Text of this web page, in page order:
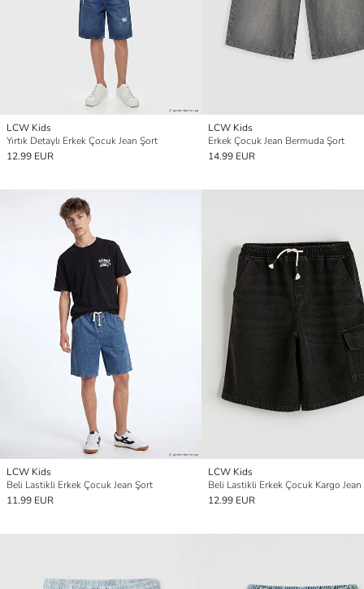
LCW Kids
Yırtık Detaylı Erkek Çocuk Jean Şort
12.99 EUR
LCW Kids
Erkek Çocuk Jean Bermuda Şort
14.99 EUR
LCW Kids
Beli Lastikli Erkek Çocuk Jean Şort
11.99 EUR
LCW Kids
Beli Lastikli Erkek Çocuk Kargo
12.99 EUR